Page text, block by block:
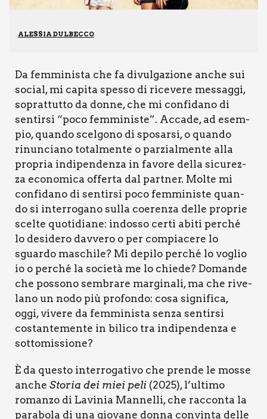
ALESSIA DULBECCO
Da fem­mi­ni­sta che fa divul­ga­zio­ne anche sui
social, mi capi­ta spes­so di rice­ve­re mes­sag­gi,
soprat­tut­to da don­ne, che mi con­fi­da­no di
sen­tir­si “poco fem­mi­ni­ste”. Acca­de, ad esem­
pio, quan­do scel­go­no di spo­sar­si, o quan­do
rinun­cia­no total­men­te o par­zial­men­te alla
pro­pria indi­pen­den­za in favo­re del­la sicu­rez­
za eco­no­mi­ca offer­ta dal part­ner. Mol­te mi
con­fi­da­no di sen­tir­si poco fem­mi­ni­ste quan­
do si inter­ro­ga­no sul­la coe­ren­za del­le pro­prie
scel­te quo­ti­dia­ne: indos­so cer­ti abi­ti per­ché
lo desi­de­ro dav­ve­ro o per com­pia­ce­re lo
sguar­do maschi­le? Mi depi­lo per­ché lo voglio
io o per­ché la socie­tà me lo chie­de? Doman­de
che pos­so­no sem­bra­re mar­gi­na­li, ma che rive­
la­no un nodo più pro­fon­do: cosa signi­fi­ca,
oggi, vive­re da fem­mi­ni­sta sen­za sen­tir­si
costan­te­men­te in bili­co tra indi­pen­den­za e
sot­to­mis­sio­ne?
È da que­sto inter­ro­ga­ti­vo che pren­de le mos­se
anche Sto­ria dei miei peli (2025), l’ultimo
roman­zo di Lavi­nia Man­nel­li, che rac­con­ta la
para­bo­la di una gio­va­ne don­na con­vin­ta del­le